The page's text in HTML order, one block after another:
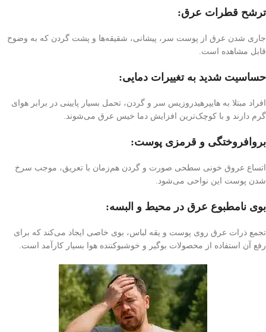
ترشح قطرات عرق:
جاری شدن عرق از پوست سر، پیشانی، شقیقه‌ها و پشت گردن که به وضوح
قابل مشاهده است.
حساسیت شدید به تغییرات دمایی:
افراد مبتلا به هایپرهیدروزیس سر و گردن، تحمل بسیار پایینی در برابر هوای
گرم دارند و با کوچک‌ترین افزایش دما خیس عرق می‌شوند.
بروافروختگی و قرمزی پوست:
اتساع عروق خونی سطحی صورت و گردن هم‌زمان با تعریق، موجب سرخ
شدن پوست این نواحی می‌شود.
بوی نامطبوع عرق در محیط و البسه:
تجمع ذرات عرق روی پوست و یقه لباس، بوی خاصی ایجاد می‌کند که برای
رفع آن استفاده از محصولات بوگیر و خوشبوکننده هوا بسیار کارآمد است.